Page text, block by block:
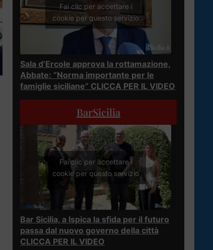
Fai clic per accettare i
cookie per questo servizio
Sala d’Ercole approva la rottamazione,
Abbate: “Norma importante per le
famiglie siciliane” CLICCA PER IL VIDEO
BarSicilia
Fai clic per accettare i
cookie per questo servizio
Bar Sicilia, a Ispica la sfida per il futuro
passa dal nuovo governo della città
CLICCA PER IL VIDEO